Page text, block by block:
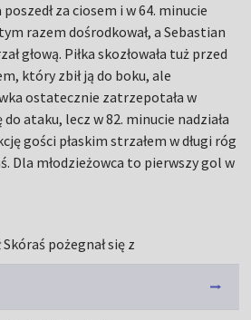
za ciosem i w 64. minucie
razem dośrodkował, a Sebastian
głową. Piłka skozłowała tuż przed
który zbił ją do boku, ale
ostatecznie zatrzepotała w
do ataku, lecz w 82. minucie nadziała
gości płaskim strzałem w długi róg
Dla młodzieżowca to pierwszy gol w
Skóraś pożegnał się z